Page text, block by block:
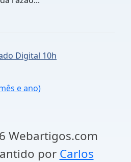
Digital 10h
e ano)
Webartigos.com
por Carlos